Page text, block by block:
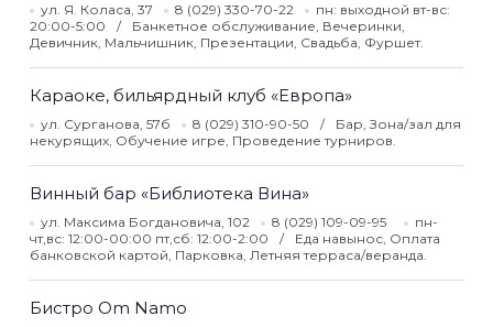
ул. Я. Коласа, 37 8 (029) 330-70-22
пн: выходной вт-вс:
20:00-5:00
Банкетное обслуживание, Вечеринки,
Девичник, Мальчишник, Презентации, Свадьба, Фуршет.
Караоке, бильярдный клуб «Европа»
ул. Сурганова, 57б 8 (029) 310-90-50
Бар, Зона/зал для
некурящих, Обучение игре, Проведение турниров.
Винный бар «Библиотека Вина»
ул. Максима Богдановича, 102 8 (029) 109-09-95
пн-
чт,вс: 12:00-00:00 пт,сб: 12:00-2:00
Еда навынос, Оплата
банковской картой, Парковка, Летняя терраса/веранда.
Бистро Om Namo